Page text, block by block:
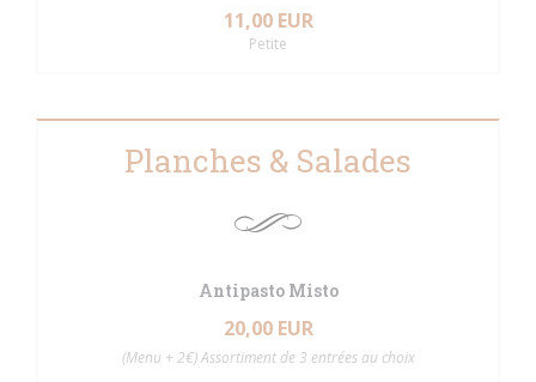
11,00 EUR
Petite
Planches & Salades
Antipasto Misto
20,00 EUR
(Menu + 2€) Assortiment de 3 entrées au choix